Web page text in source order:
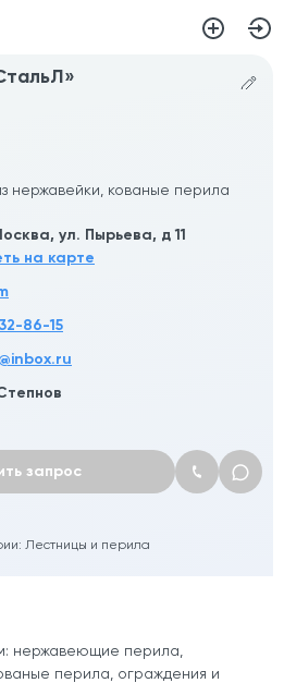
нержавейки, кованые перила
ул. Пырьева, д 11
на карте
86-15
запрос
Лестницы и перила
нержавеющие перила,
перила, ограждения и